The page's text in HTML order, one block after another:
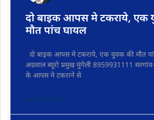
दो बाइक आपस मे टकराये, एक
मौत पांच घायल
दो बाइक आपस मे टकराये, एक युवक की मौत
अग्रवाल ब्यूरो प्रमुख मुंगेली 8959931111
के आपस मे टकराने से
READ MORE »